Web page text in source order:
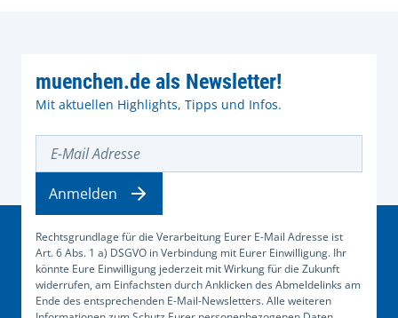
muenchen.de als Newsletter!
Mit aktuellen Highlights, Tipps und Infos.
Rechtsgrundlage für die Verarbeitung Eurer E-Mail Adresse ist
Art. 6 Abs. 1 a) DSGVO in Verbindung mit Eurer Einwilligung. Ihr
könnte Eure Einwilligung jederzeit mit Wirkung für die Zukunft
widerrufen, am Einfachsten durch Anklicken des Abmeldelinks am
Ende des entsprechenden E-Mail-Newsletters. Alle weiteren
Anmelden